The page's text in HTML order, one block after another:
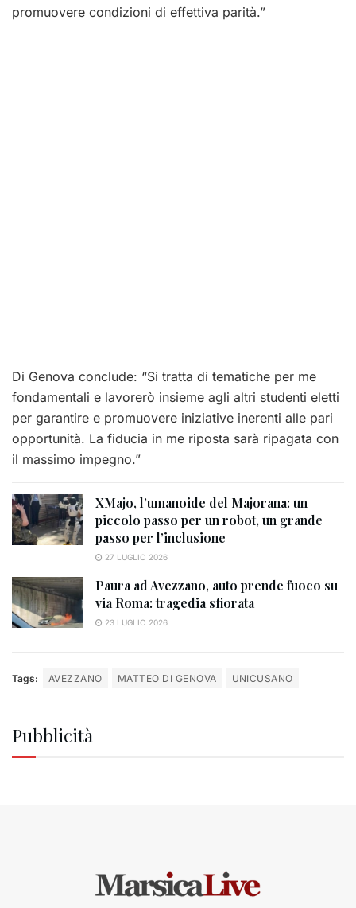
promuovere condizioni di effettiva parità.”
Di Genova conclude: “Si tratta di tematiche per me
fondamentali e lavorerò insieme agli altri studenti eletti
per garantire e promuovere iniziative inerenti alle pari
opportunità. La fiducia in me riposta sarà ripagata con
il massimo impegno.”
XMajo, l’umanoide del Majorana: un
piccolo passo per un robot, un grande
passo per l’inclusione
27 LUGLIO 2026
Paura ad Avezzano, auto prende fuoco su
via Roma: tragedia sfiorata
23 LUGLIO 2026
Tags: AVEZZANO MATTEO DI GENOVA UNICUSANO
Pubblicità